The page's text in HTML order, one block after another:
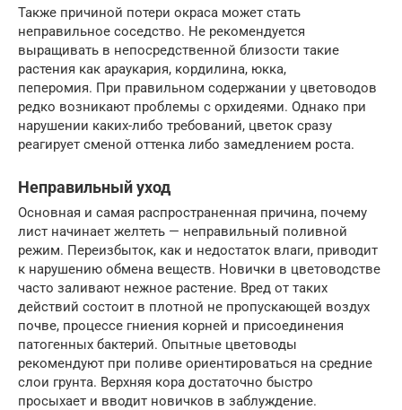
Также причиной потери окраса может стать
неправильное соседство. Не рекомендуется
выращивать в непосредственной близости такие
растения как араукария, кордилина, юкка,
пеперомия. При правильном содержании у цветоводов
редко возникают проблемы с орхидеями. Однако при
нарушении каких-либо требований, цветок сразу
реагирует сменой оттенка либо замедлением роста.
Неправильный уход
Основная и самая распространенная причина, почему
лист начинает желтеть — неправильный поливной
режим. Переизбыток, как и недостаток влаги, приводит
к нарушению обмена веществ. Новички в цветоводстве
часто заливают нежное растение. Вред от таких
действий состоит в плотной не пропускающей воздух
почве, процессе гниения корней и присоединения
патогенных бактерий. Опытные цветоводы
рекомендуют при поливе ориентироваться на средние
слои грунта. Верхняя кора достаточно быстро
просыхает и вводит новичков в заблуждение.